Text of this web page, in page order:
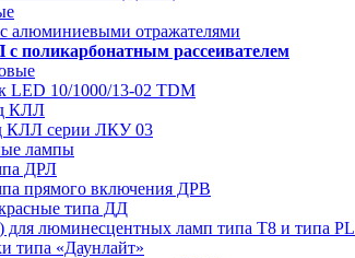
алюминиевыми отражателями
поликарбонатным рассеивателем
LED 10/1000/13-02 TDM
КЛЛ
КЛЛ серии ЛКУ 03
лампы
ДРЛ
прямого включения ДРВ
типа ДД
люминесцентных ламп типа Т8 и типа PL
типа «Даунлайт»